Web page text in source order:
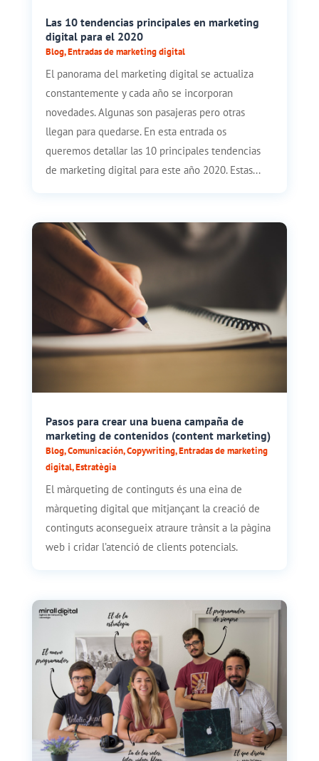
Las 10 tendencias principales en marketing
digital para el 2020
Blog,Entradas de marketing digital
El panorama del marketing digital se actualiza
constantemente y cada año se incorporan
novedades. Algunas son pasajeras pero otras
llegan para quedarse. En esta entrada os
queremos detallar las 10 principales tendencias
de marketing digital para este año 2020. Estas...
Pasos para crear una buena campaña de
marketing de contenidos (content marketing)
Blog,Comunicación,Copywriting,Entradas de marketing
digital,Estratègia
El màrqueting de continguts és una eina de
màrqueting digital que mitjançant la creació de
continguts aconsegueix atraure trànsit a la pàgina
web i cridar l’atenció de clients potencials.